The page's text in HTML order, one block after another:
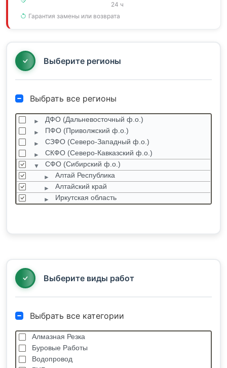
24 ч
Гарантия замены или возврата
Выберите регионы
Выбрать все регионы
ДФО (Дальневосточный ф.о.)
ПФО (Приволжский ф.о.)
СЗФО (Северо-Западный ф.о.)
СКФО (Северо-Кавказский ф.о.)
СФО (Сибирский ф.о.)
Алтай Республика
Алтайский край
Иркутская область
Выберите виды работ
Выбрать все категории
Алмазная Резка
Буровые Работы
Водопровод